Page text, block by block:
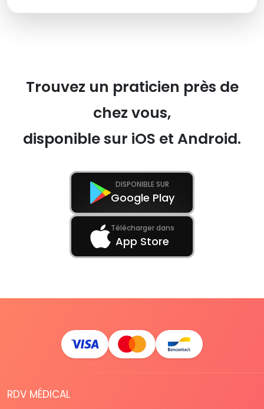
Trouvez un praticien près de
chez vous,
disponible sur iOS et Android.
DISPONIBLE SUR
Google Play
Télécharger dans
App Store
RDV MÉDICAL